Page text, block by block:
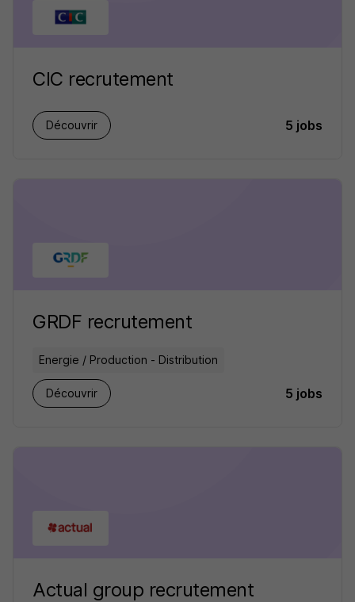
CIC recrutement
Découvrir 5 jobs
GRDF recrutement
Energie / Production - Distribution
Découvrir 5 jobs
Actual group recrutement